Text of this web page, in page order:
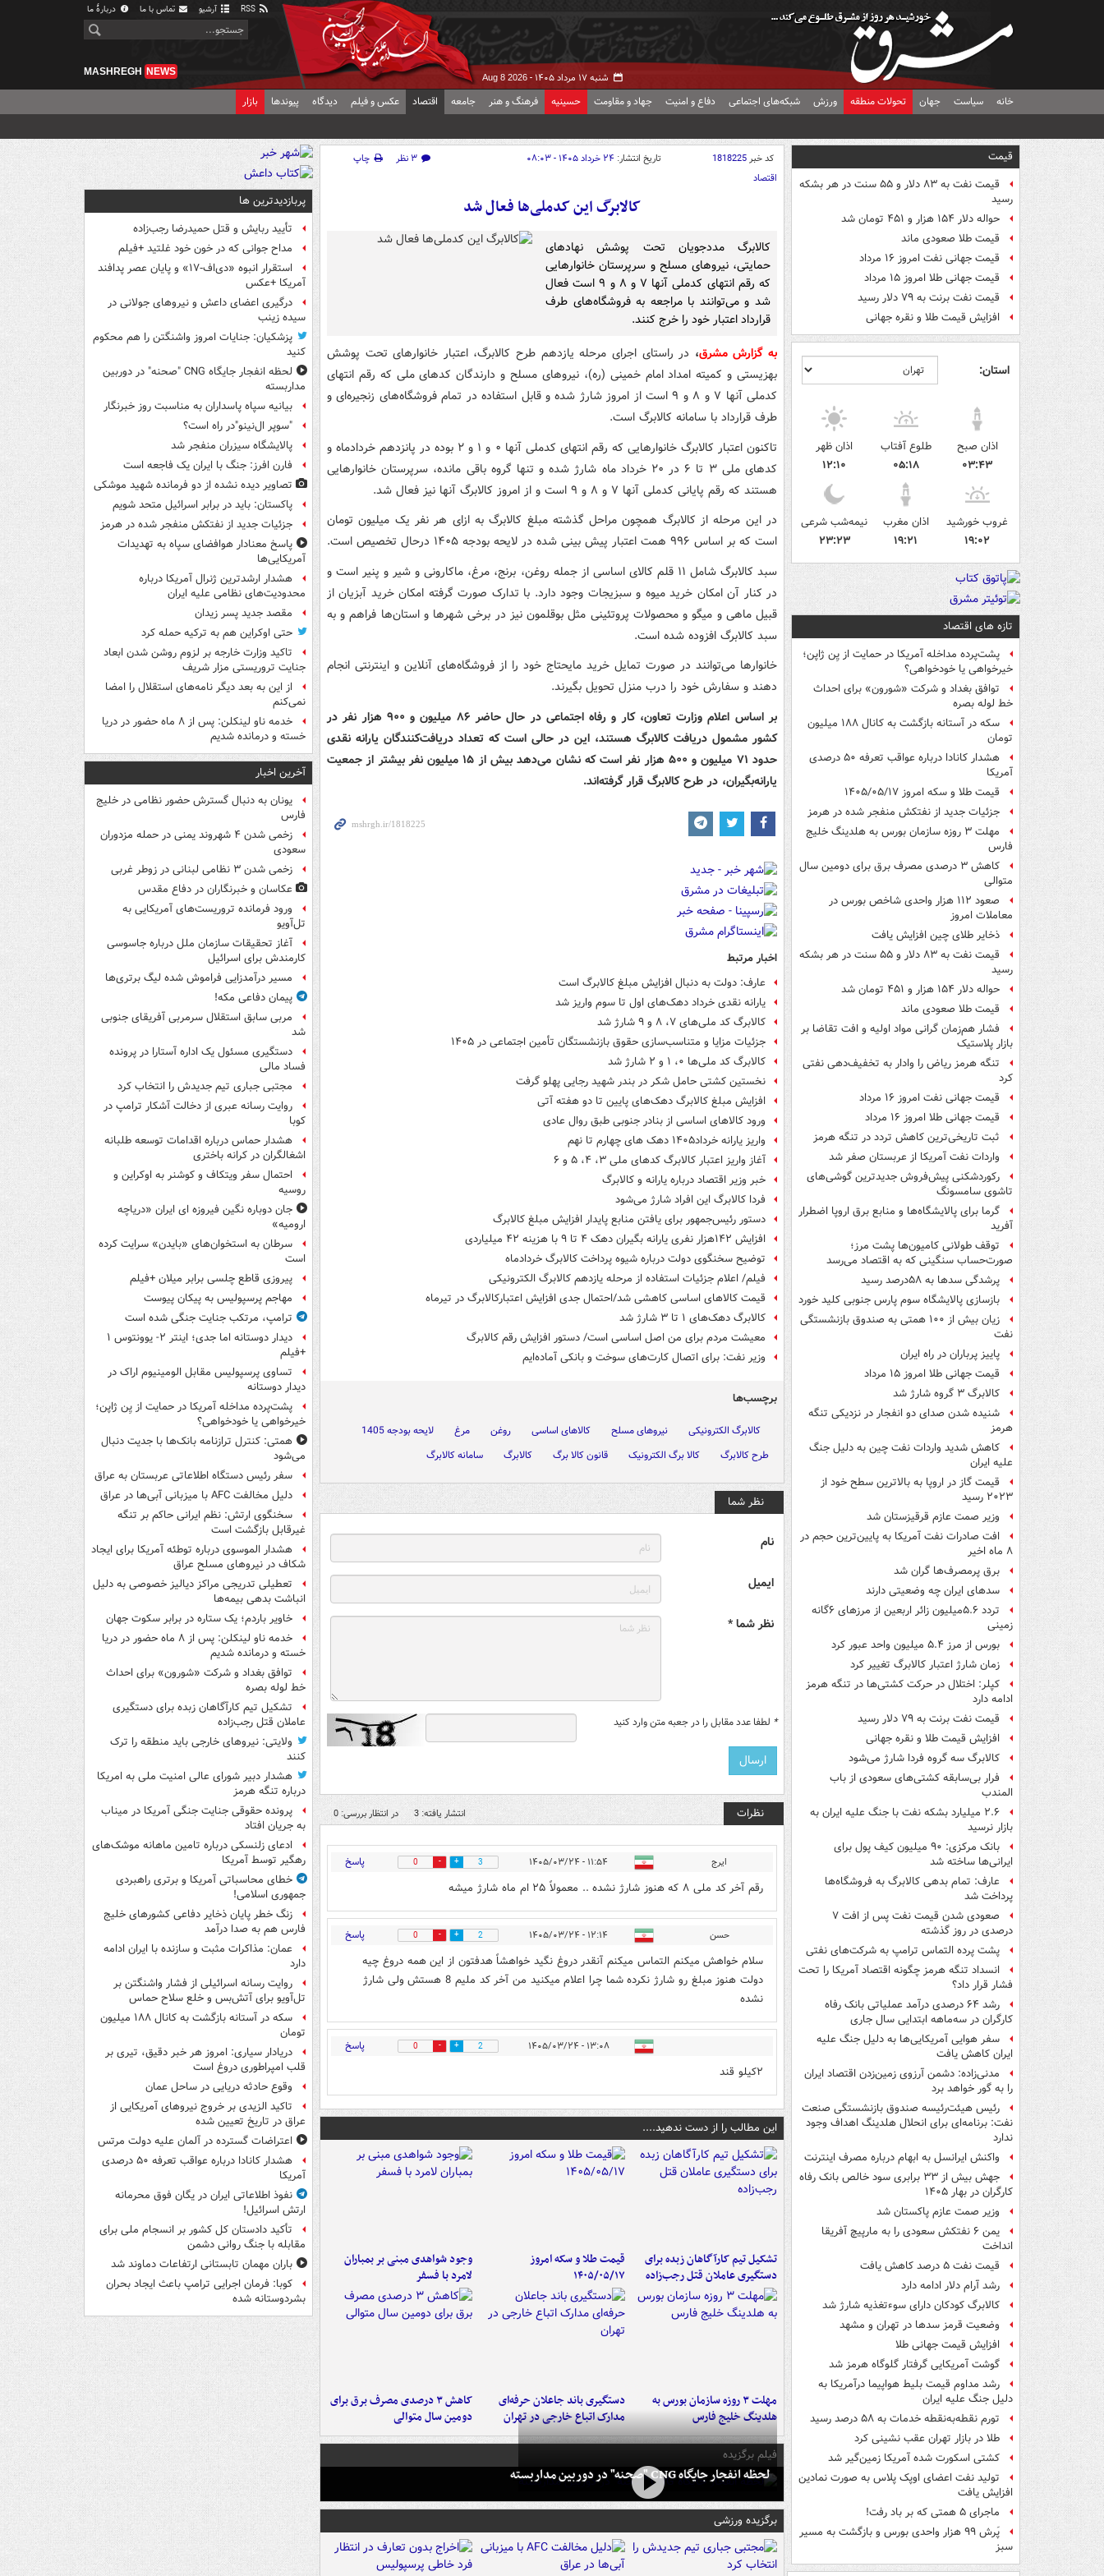
آرشیو تماس با ما دربارهٔ ما
شنبه ۱۷ مرداد ۱۴۰۵ - Aug 8 2026
MASHREGH NEWS
خانه سیاست جهان تحولات منطقه ورزش شبکه‌های اجتماعی دفاع و امنیت جهاد و مقاومت حسینیه فرهنگ و هنر جامعه اقتصاد عکس و فیلم دیدگاه پیوندها بازار
قیمت
قیمت نفت به ۸۳ دلار و ۵۵ سنت در هر بشکه
رسید
حواله دلار ۱۵۴ هزار و ۴۵۱ تومان شد
قیمت طلا صعودی ماند
قیمت جهانی نفت امروز ۱۶ مرداد
قیمت جهانی طلا امروز ۱۵ مرداد
قیمت نفت برنت به ۷۹ دلار رسید
افزایش قیمت طلا و نقره جهانی
استان:
اذان صبح
۰۳:۴۳
طلوع آفتاب
۰۵:۱۸
اذان ظهر
۱۲:۱۰
غروب خورشید
۱۹:۰۲
اذان مغرب
۱۹:۲۱
نیمه‌شب شرعی
۲۳:۲۳
تازه های اقتصاد
پشت‌پرده مداخله آمریکا در حمایت از یِن ژاپن؛
خیرخواهی یا خودخواهی؟
توافق بغداد و شرکت «شورون» برای احداث
خط لوله بصره
سکه در آستانه بازگشت به کانال ۱۸۸ میلیون
تومان
هشدار کانادا درباره عواقب تعرفه ۵۰ درصدی
آمریکا
قیمت طلا و سکه امروز ۱۴۰۵/۰۵/۱۷
جزئیات جدید از نفتکش منفجر شده در هرمز
مهلت ۳ روزه سازمان بورس به هلدینگ خلیج
فارس
کاهش ۳ درصدی مصرف برق برای دومین سال
متوالی
صعود ۱۱۲ هزار واحدی شاخص بورس در
معاملات امروز
ذخایر طلای چین افزایش یافت
قیمت نفت به ۸۳ دلار و ۵۵ سنت در هر بشکه
رسید
حواله دلار ۱۵۴ هزار و ۴۵۱ تومان شد
قیمت طلا صعودی ماند
فشار هم‌زمان گرانی مواد اولیه و افت تقاضا بر
بازار پلاستیک
تنگه هرمز ریاض را وادار به تخفیف‌دهی نفتی
کرد
قیمت جهانی نفت امروز ۱۶ مرداد
قیمت جهانی طلا امروز ۱۶ مرداد
ثبت تاریخی‌ترین کاهش تردد در تنگه هرمز
واردات نفت آمریکا از عربستان صفر شد
رکوردشکنی پیش‌فروش جدیدترین گوشی‌های
تاشوی سامسونگ
گرما برای پالایشگاه‌ها و منابع برق اروپا اضطرار
آفرید
توقف طولانی کامیون‌ها پشت مرز؛
صورت‌حساب سنگینی که به اقتصاد می‌رسد
پرشدگی سدها به ۵۸درصد رسید
بازسازی پالایشگاه سوم پارس جنوبی کلید خورد
زیان بیش از ۱۰۰ همتی به صندوق‌ بازنشستگی
نفت
پاییز پرباران در راه ایران
قیمت جهانی طلا امروز ۱۵ مرداد
کالابرگ ۳ گروه شارژ شد
شنیده شدن صدای دو انفجار در نزدیکی تنگه
هرمز
کاهش شدید واردات نفت چین به دلیل جنگ
علیه ایران
قیمت گاز در اروپا به بالاترین سطح خود از
۲۰۲۳ رسید
وزیر صمت عازم قرقیزستان شد
افت صادرات نفت آمریکا به پایین‌ترین حجم در
۸ ماه اخیر
برق پرمصرف‌ها گران شد
سدهای ایران چه وضعیتی دارند
تردد ۵.۶میلیون زائر اربعین از مرزهای ۶گانه
زمینی
بورس از مرز ۵.۴ میلیون واحد عبور کرد
زمان شارژ اعتبار کالابرگ تغییر کرد
کپلر: اختلال در حرکت کشتی‌ها در تنگه هرمز
ادامه دارد
قیمت نفت برنت به ۷۹ دلار رسید
افزایش قیمت طلا و نقره جهانی
کالابرگ سه گروه فردا شارژ می‌شود
فرار بی‌سابقه کشتی‌های سعودی از باب
المندب
۲.۶ میلیارد بشکه نفت با جنگ علیه ایران به
بازار نرسید
بانک مرکزی: ۹۰ میلیون کیف پول برای
ایرانی‌ها ساخته شد
عارف: تمام بدهی کالابرگ به فروشگاه‌ها
پرداخت شد
صعودی شدن قیمت نفت پس از افت ۷
درصدی در روز گذشته
پشت پرده التماس ترامپ به شرکت‌های نفتی
انسداد تنگه هرمز چگونه اقتصاد آمریکا را تحت
فشار قرار داد؟
رشد ۶۴ درصدی درآمد عملیاتی بانک رفاه
کارگران در سه‌ماهه ابتدایی سال جاری
سفر هوایی آمریکایی‌ها به دلیل جنگ علیه
ایران کاهش یافت
مدنی‌زاده: دشمن آرزوی زمین‌زدن اقتصاد ایران
را به گور خواهد برد
رئیس هیئت‌رئیسه صندوق بازنشستگی صنعت
نفت: برنامه‌ای برای انحلال هلدینگ اهداف وجود
ندارد
واکنش ایرانسل به ابهام درباره مصرف اینترنت
جهش بیش از ۳۳ برابری سود خالص بانک رفاه
کارگران در بهار ۱۴۰۵
وزیر صمت عازم پاکستان شد
یمن ۶ نفتکش سعودی را به مارپیچ آفریقا
انداخت
قیمت نفت ۵ درصد کاهش یافت
رشد آرام دلار ادامه دارد
کالابرگ کودکان دارای سوءتغذیه شارژ شد
وضعیت قرمز سدها در تهران و مشهد
افزایش قیمت جهانی طلا
گوشت آمریکایی گرفتار گلوگاه هرمز شد
رشد مداوم قیمت بلیط هواپیما درآمریکا به
دلیل جنگ علیه ایران
تورم نقطه‌به‌نقطه خدمات به ۵۸ درصد رسید
طلا در بازار تهران عقب نشینی کرد
کشتی اسکورت شده آمریکا زمین‌گیر شد
تولید نفت اعضای اوپک پلاس به صورت نمادین
افزایش یافت
ماجرای ۵ همتی که بر باد رفت!
پَرش ۹۹ هزار واحدی بورس و بازگشت به مسیر
سبز
کد خبر1818225 تاریخ انتشار: ۲۴ خرداد ۱۴۰۵ - ۰۸:۰۳ ۳ نظر
چاپ
اقتصاد
کالابرگ این کدملی‌ها فعال شد
کالابرگ مددجویان تحت پوشش نهادهای
حمایتی، نیروهای مسلح و سرپرستان خانوارهایی
که رقم انتهای کدملی‌ آنها ۷ و ۸ و ۹ است فعال
شد و می‌توانند با مراجعه به فروشگاه‌های طرف
قرارداد اعتبار خود را خرج کنند.
به گزارش مشرق، در راستای اجرای مرحله یازدهم طرح کالابرگ، اعتبار خانوارهای تحت پوشش
بهزیستی و کمیته امداد امام خمینی (ره)، نیروهای مسلح و دارندگان کدهای ملی که رقم انتهای
کدملی آنها ۷ و ۸ و ۹ است از امروز شارژ شده و قابل استفاده در تمام فروشگاه‌های زنجیره‌ای و
طرف قرارداد با سامانه کالابرگ است.
تاکنون اعتبار کالابرگ خانوارهایی که رقم انتهای کدملی آنها ۰ و ۱ و ۲ بوده در پانزدهم خردادماه و
کدهای ملی ۳ تا ۶ در ۲۰ خرداد ماه شارژ شده و تنها گروه باقی مانده، سرپرستان خانوارهایی
هستند که رقم پایانی کدملی آنها ۷ و ۸ و ۹ است و از امروز کالابرگ آنها نیز فعال شد.
در این مرحله از کالابرگ همچون مراحل گذشته مبلغ کالابرگ به ازای هر نفر یک میلیون تومان
است که بر اساس ۹۹۶ همت اعتبار پیش بینی شده در لایحه بودجه ۱۴۰۵ درحال تخصیص است.
سبد کالابرگ شامل ۱۱ قلم کالای اساسی از جمله روغن، برنج، مرغ، ماکارونی و شیر و پنیر است و
در کنار آن امکان خرید میوه و سبزیجات وجود دارد. با تدارک صورت گرفته امکان خرید آبزیان از
قبیل ماهی و میگو و محصولات پروتئینی مثل بوقلمون نیز در برخی شهرها و استان‌ها فراهم و به
سبد کالابرگ افزوده شده است.
خانوارها می‌توانند در صورت تمایل خرید مایحتاج خود را از فروشگاه‌های آنلاین و اینترنتی انجام
دهند و سفارش خود را درب منزل تحویل بگیرند.
بر اساس اعلام وزارت تعاون، کار و رفاه اجتماعی در حال حاضر ۸۶ میلیون و ۹۰۰ هزار نفر در
کشور مشمول دریافت کالابرگ هستند، این در حالی است که تعداد دریافت‌کنندگان یارانه نقدی
حدود ۷۱ میلیون و ۵۰۰ هزار نفر است که نشان می‌دهد بیش از ۱۵ میلیون نفر بیشتر از جمعیت
یارانه‌بگیران، در طرح کالابرگ قرار گرفته‌اند.
اخبار مرتبط
عارف: دولت به دنبال افزایش مبلغ کالابرگ است
یارانه نقدی خرداد دهک‌های اول تا سوم واریز شد
کالابرگ کد ملی‌های ۷، ۸ و ۹ شارژ شد
جزئیات مزایا و متناسب‌سازی حقوق بازنشستگان تأمین اجتماعی در ۱۴۰۵
کالابرگ کد ملی‌ها ۰، ۱ و ۲ شارژ شد
نخستین کشتی حامل شکر در بندر شهید رجایی پهلو گرفت
افزایش مبلغ کالابرگ دهک‌های پایین تا دو هفته آتی
ورود کالاهای اساسی از بنادر جنوبی طبق روال عادی
واریز یارانه خرداد۱۴۰۵ دهک های چهارم تا نهم
آغاز واریز اعتبار کالابرگ کدهای ملی ۳، ۴، ۵ و ۶
خبر وزیر اقتصاد درباره یارانه و کالابرگ
فردا کالابرگ این افراد شارژ می‌شود
دستور رئیس‌جمهور برای یافتن منابع پایدار افزایش مبلغ کالابرگ
افزایش ۱۴۲هزار نفری یارانه بگیران دهک ۴ تا ۹ با هزینه ۴۲ میلیاردی
توضیح سخنگوی دولت درباره شیوه پرداخت کالابرگ خردادماه
فیلم/ اعلام جزئیات استفاده از مرحله یازدهم کالابرگ الکترونیکی
قیمت کالاهای اساسی کاهشی شد/احتمال جدی افزایش اعتبارکالابرگ در تیرماه
کالابرگ دهک‌های ۱ تا ۳ شارژ شد
معیشت مردم برای من اصل اساسی است/ دستور افزایش رقم کالابرگ
وزیر نفت: برای اتصال کارت‌های سوخت و بانکی آماده‌ایم
برچسب‌ها
کالابرگ الکترونیکی نیروهای مسلح کالاهای اساسی روغن مرغ
لایحه بودجه 1405
طرح کالابرگ
کالا برگ الکترونیک قانون کالا برگ کالابرگ سامانه کالابرگ
نظر شما
نام
ایمیل
نظر شما *
* لطفا عدد مقابل را در جعبه متن وارد کنید
نظرات انتشار یافته: 3 در انتظار بررسی: 0
ایرج ۱۱:۵۴ - ۱۴۰۵/۰۳/۲۴ 3
0 پاسخ
رقم آخر کد ملی ۸ که هنوز شارژ نشده .. معمولاً ۲۵ ام ماه شارژ میشه
حسن ۱۲:۱۴ - ۱۴۰۵/۰۳/۲۴ 2
0 پاسخ
سلام خواهش میکنم التماس میکنم آنقدر دروغ نگید خواهشاً هدفتون از این همه دروغ چیه
دولت هنوز مبلغ رو شارژ نکرده شما چرا اعلام میکنید من آخر کد ملیم 8 هستش ولی شارژ
نشده
۱۳:۰۸ - ۱۴۰۵/۰۳/۲۴ 2
0 پاسخ
۲کیلو قند
این مطالب را از دست ندهید....
تشکیل تیم کارآگاهان زبده برای
دستگیری عاملان قتل رجب‌زاده
قیمت طلا و سکه امروز
۱۴۰۵/۰۵/۱۷
وجود شواهدی مبنی بر بمباران
لامرد با فسفر
مهلت ۳ روزه سازمان بورس به
هلدینگ خلیج فارس
دستگیری باند جاعلان حرفه‌ای
مدارک اتباع خارجی در تهران
کاهش ۳ درصدی مصرف برق برای
دومین سال متوالی
فیلم برگزیده
لحظه انفجار جایگاه CNG "صحنه" در دوربین مداربسته
برگزیده ورزشی
پربازدیدترین ها
تأیید ربایش و قتل حمیدرضا رجب‌زاده
مداح جوانی که در خون خود غلتید +فیلم
استقرار انبوه «دی‌اف‑۱۷» و پایان عصر پدافند
آمریکا +عکس
درگیری اعضای داعش و نیروهای جولانی در
سیده زینب
پزشکیان: جنایات امروز واشنگتن را هم محکوم
کنید
لحظه انفجار جایگاه CNG "صحنه" در دوربین
مداربسته
بیانیه سپاه پاسداران به مناسبت روز خبرنگار
"سوپر ال‌نینو"در راه است؟
پالایشگاه سیزران منفجر شد
فارن افرز: جنگ با ایران یک فاجعه است
تصاویر دیده‌ نشده از دو فرمانده شهید موشکی
پاکستان: باید در برابر اسرائیل متحد شویم
جزئیات جدید از نفتکش منفجر شده در هرمز
پاسخ معنادار هوافضای سپاه به تهدیدات
آمریکایی‌ها
هشدار ارشدترین ژنرال آمریکا درباره
محدودیت‌های نظامی علیه ایران
مقصد جدید پسر زیدان
حتی اوکراین هم به ترکیه حمله کرد
تاکید وزارت خارجه بر لزوم روشن شدن ابعاد
جنایت تروریستی مزار شریف
از این به بعد دیگر نامه‌های استقلال را امضا
نمی‌کنم
خدمه ناو لینکلن: پس از ۸ ماه حضور در دریا
خسته و درمانده‌ شدیم
آخرین اخبار
یونان به دنبال گسترش حضور نظامی در خلیج
فارس
زخمی شدن ۴ شهروند یمنی در حمله مزدوران
سعودی
زخمی شدن ۳ نظامی لبنانی در زوطر غربی
عکاسان و خبرنگاران در دفاع مقدس
ورود فرمانده تروریست‌های آمریکایی به
تل‌آویو
آغاز تحقیقات سازمان ملل درباره جاسوسی
کارمندش برای اسرائیل
مسیر درآمدزایی فراموش شده لیگ برتری‌ها
پیمان دفاعی مکه!
مربی سابق استقلال سرمربی آفریقای جنوبی
شد
دستگیری مسئول یک اداره آستارا در پرونده
فساد مالی
مجتبی جباری تیم جدیدش را انتخاب کرد
روایت رسانه عبری از دخالت آشکار ترامپ در
کوبا
هشدار حماس درباره اقدامات توسعه طلبانه
اشغالگران در کرانه باختری
احتمال سفر ویتکاف و کوشنر به اوکراین و
روسیه
جان دوباره نگین فیروزه ای ایران «دریاچه
ارومیه»
سرطان به استخوان‌های «بایدن» سرایت کرده
است
پیروزی قاطع چلسی برابر میلان +فیلم
مهاجم پرسپولیس به پیکان پیوست
ترامپ، مرتکب جنایت جنگی شده است
دیدار دوستانه اما جدی؛ اینتر ۲- یوونتوس ۱
+فیلم
تساوی پرسپولیس مقابل الومینیوم اراک در
دیدار دوستانه
پشت‌پرده مداخله آمریکا در حمایت از یِن ژاپن؛
خیرخواهی یا خودخواهی؟
همتی: کنترل ترازنامه بانک‌ها با جدیت دنبال
می‌شود
سفر رئیس دستگاه اطلاعاتی عربستان به عراق
دلیل مخالفت AFC با میزبانی آبی‌ها در عراق
سخنگوی ارتش: نظم ایرانی حاکم بر تنگه
غیرقابل بازگشت است
هشدار الموسوی درباره توطئه آمریکا برای ایجاد
شکاف در نیروهای مسلح عراق
تعطیلی تدریجی مراکز دیالیز خصوصی به دلیل
انباشت بدهی بیمه‌ها
خاویر باردم؛ یک ستاره در برابر سکوت جهان
خدمه ناو لینکلن: پس از ۸ ماه حضور در دریا
خسته و درمانده‌ شدیم
توافق بغداد و شرکت «شورون» برای احداث
خط لوله بصره
تشکیل تیم کارآگاهان زبده برای دستگیری
عاملان قتل رجب‌زاده
ولایتی: نیروهای خارجی باید منطقه را ترک
کنند
هشدار دبیر شورای عالی امنیت ملی به امریکا
درباره تنگه هرمز
پرونده حقوقی جنایت جنگی آمریکا در میناب
به جریان افتاد
ادعای زلنسکی درباره تامین ماهانه موشک‌های
رهگیر توسط آمریکا
خطای محاسباتی آمریکا و برتری راهبردی
جمهوری اسلامی!
زنگ خطر پایان ذخایر دفاعی کشورهای خلیج
فارس هم به صدا درآمد
عمان: مذاکرات مثبت و سازنده با ایران ادامه
دارد
روایت رسانه اسرائیلی از فشار واشنگتن بر
تل‌آویو برای آتش‌بس و خلع سلاح حماس
سکه در آستانه بازگشت به کانال ۱۸۸ میلیون
تومان
دریادار سیاری: امروز هر خبر دقیق، تیری بر
قلب امپراطوری دروغ است
وقوع حادثه دریایی در ساحل عمان
تاکید الزیدی بر خروج نیروهای آمریکایی از
عراق در تاریخ تعیین شده
اعتراضات گسترده در آلمان علیه دولت مرتس
هشدار کانادا درباره عواقب تعرفه ۵۰ درصدی
آمریکا
نفوذ اطلاعاتی ایران در یگان فوق محرمانه
ارتش اسرائیل!
تأکید دادستان کل کشور بر انسجام ملی برای
مقابله با جنگ روانی دشمن
باران مهمان تابستانی ارتفاعات دماوند شد
کوبا: فرمان اجرایی ترامپ باعث ایجاد بحران
بشردوستانه شده